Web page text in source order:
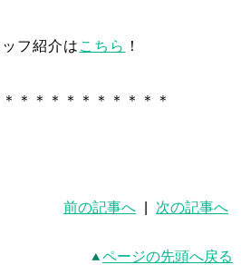
フ紹介は こちら ！
＊＊＊＊＊＊＊＊＊＊
前の記事へ 次の記事へ
ページの先頭へ戻る